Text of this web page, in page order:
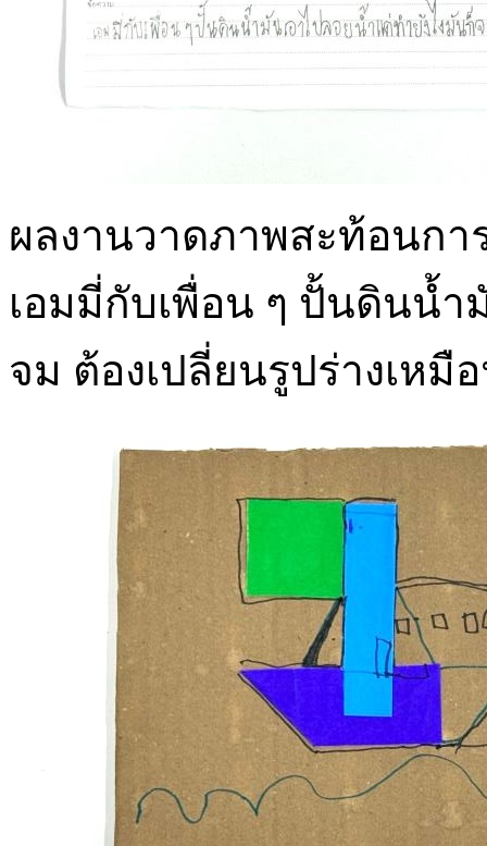
ผลงานวาดภาพสะท้อนกา
เอมมี่กับเพื่อน ๆ ปั้นดินน้ำ
จม ต้องเปลี่ยนรูปร่างเหมื